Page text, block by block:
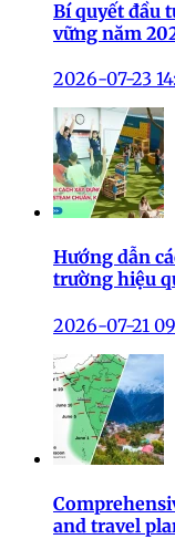
Bí quyết đầu
vững năm
2026-07-23
Hướng dẫn
trường hiệu
2026-07-21
and travel